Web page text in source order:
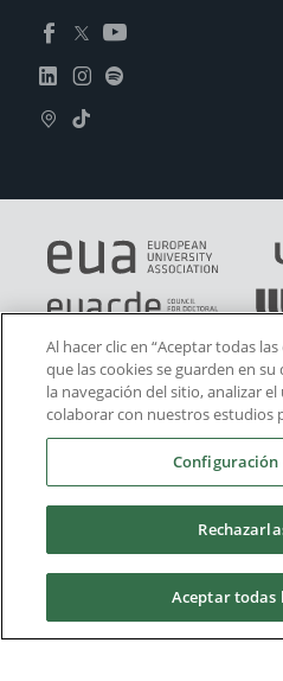
Al hacer clic en “Aceptar todas
que las cookies se guarden en
la navegación del sitio, analizar
colaborar con nuestros estudios
Configuración
Aceptar todas